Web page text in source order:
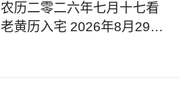
农历二零二六年七月十七看
老黄历入宅 2026年8月29日